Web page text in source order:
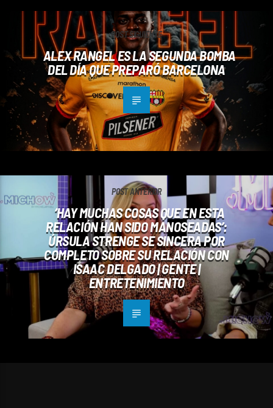
POST SIGUIENTE
ALEX RANGEL ES LA SEGUNDA BOMBA
DEL DÍA QUE PREPARÓ BARCELONA
POST ANTERIOR
‘HAY MUCHAS COSAS QUE EN ESTA
RELACIÓN HAN SIDO MANOSEADAS’:
ÚRSULA STRENGE SE SINCERA POR
COMPLETO SOBRE SU RELACIÓN CON
ISAAC DELGADO | GENTE |
ENTRETENIMIENTO